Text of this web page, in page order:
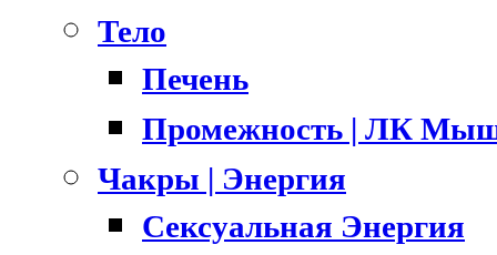
Тело
Печень
Промежность | ЛК
Чакры | Энергия
Сексуальная Энергия